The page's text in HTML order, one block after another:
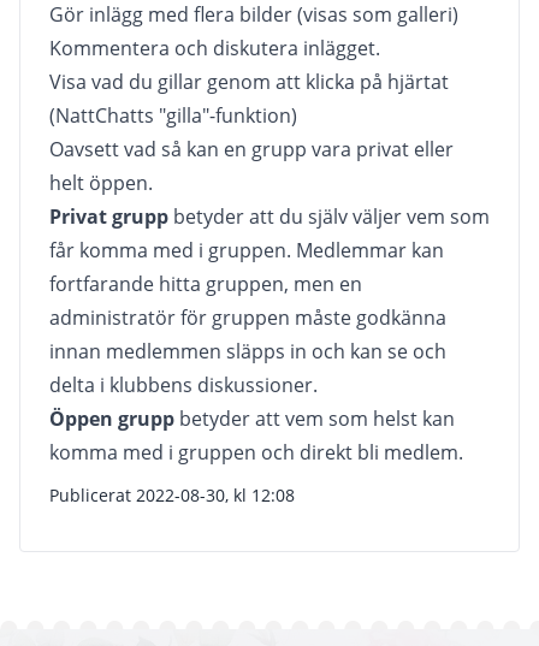
Gör inlägg med flera bilder (visas som galleri)
Kommentera och diskutera inlägget.
Visa vad du gillar genom att klicka på hjärtat
(NattChatts "gilla"-funktion)
Oavsett vad så kan en grupp vara privat eller
helt öppen.
Privat grupp betyder att du själv väljer vem som
får komma med i gruppen. Medlemmar kan
fortfarande hitta gruppen, men en
administratör för gruppen måste godkänna
innan medlemmen släpps in och kan se och
delta i klubbens diskussioner.
Öppen grupp betyder att vem som helst kan
komma med i gruppen och direkt bli medlem.
Publicerat 2022-08-30, kl 12:08